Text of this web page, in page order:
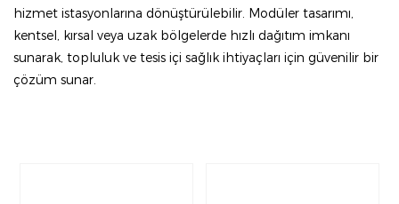
hizmet istasyonlarına dönüştürülebilir. Modüler tasarımı,
kentsel, kırsal veya uzak bölgelerde hızlı dağıtım imkanı
sunarak, topluluk ve tesis içi sağlık ihtiyaçları için güvenilir bir
çözüm sunar.